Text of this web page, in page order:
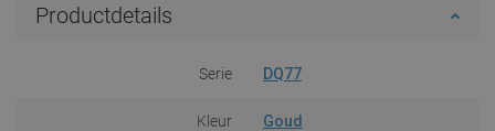
Productdetails
Serie DQ77
Kleur Goud